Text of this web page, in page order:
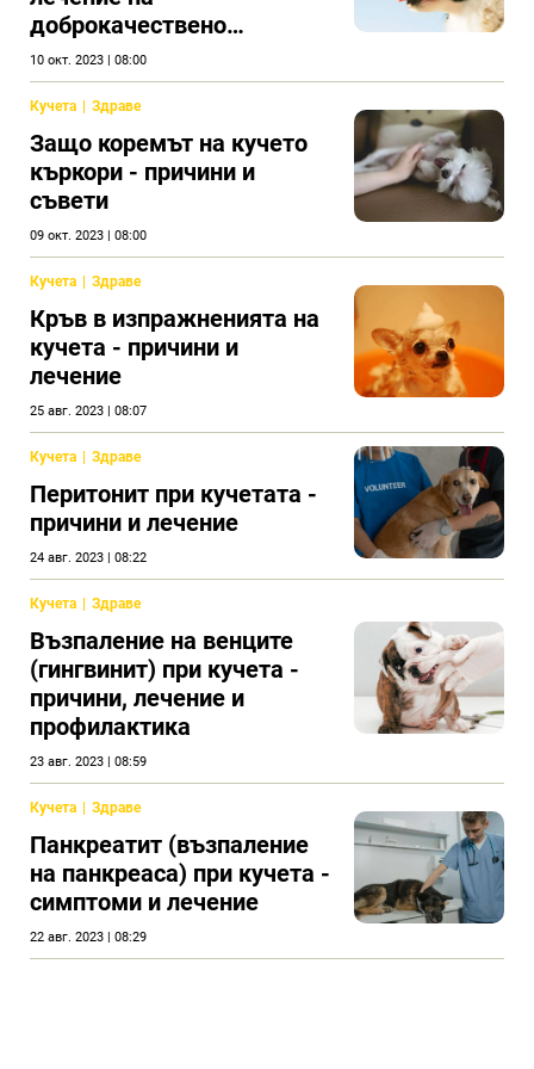
доброкачествено
образувание
10 окт. 2023 | 08:00
Кучета Здраве
Защо коремът на кучето
къркори - причини и
съвети
09 окт. 2023 | 08:00
Кучета Здраве
Кръв в изпражненията на
кучета - причини и
лечение
25 авг. 2023 | 08:07
Кучета Здраве
Перитонит при кучетата -
причини и лечение
24 авг. 2023 | 08:22
Кучета Здраве
Възпаление на венците
(гингвинит) при кучета -
причини, лечение и
профилактика
23 авг. 2023 | 08:59
Кучета Здраве
Панкреатит (възпаление
на панкреаса) при кучета -
симптоми и лечение
22 авг. 2023 | 08:29